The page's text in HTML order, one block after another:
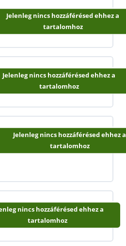
Jelenleg nincs hozzáférésed ehhez a
tartalomhoz
Jelenleg nincs hozzáférésed ehhez a
tartalomhoz
Jelenleg nincs hozzáférésed ehhez a
tartalomhoz
nincs hozzáférésed ehhez a
tartalomhoz